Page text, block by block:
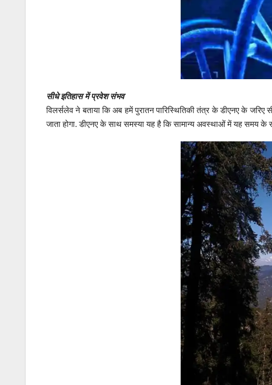
सीधे इतिहास में प्रवेश संभव
विलर्सलेव ने बताया कि अब हमें पुरातन पारिस्थितिकी तंत्र के डीएनए के
जाता होगा. डीएनए के साथ समस्या यह है कि सामान्य अवस्थाओं में यह समय के